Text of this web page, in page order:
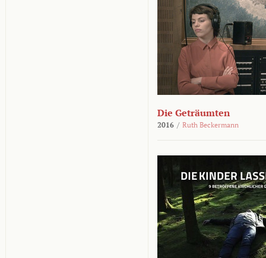
Die Geträumten
2016 / Ruth Beckermann